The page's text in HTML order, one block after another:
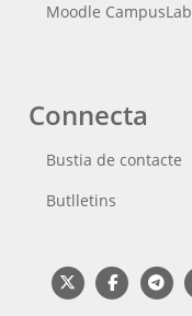
Moodle CampusLab
Connecta
Bustia de contacte
Butlletins